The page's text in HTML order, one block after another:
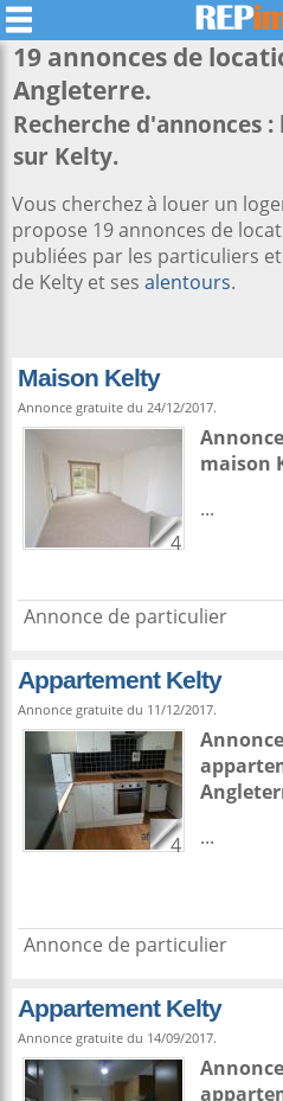
19 annonces de
Angleterre.
Recherche d'annonces
sur Kelty.
Vous cherchez à louer un
propose 19 annonces de
publiées par les particuliers
de Kelty et ses alentours.
Maison Kelty
Annonce gratuite du 24/12/2017.
4
maison
...
Annonce de particulier
Appartement Kelty
Annonce gratuite du 11/12/2017.
4
...
Annonce de particulier
Appartement Kelty
Annonce gratuite du 14/09/2017.